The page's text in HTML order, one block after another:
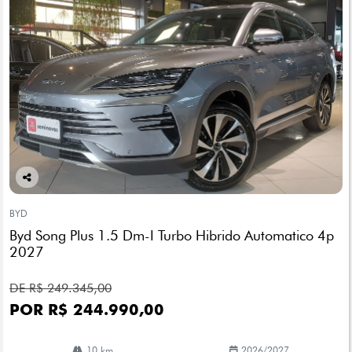
Co
arti
lhe
BYD
Byd Song Plus 1.5 Dm-I Turbo Hibrido Automatico 4p
2027
DE R$ 249.345,00
POR R$ 244.990,00